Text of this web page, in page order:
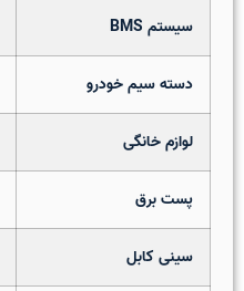
سیستم BMS
دسته سیم خودرو
لوازم خانگی
پست برق
سینی کابل